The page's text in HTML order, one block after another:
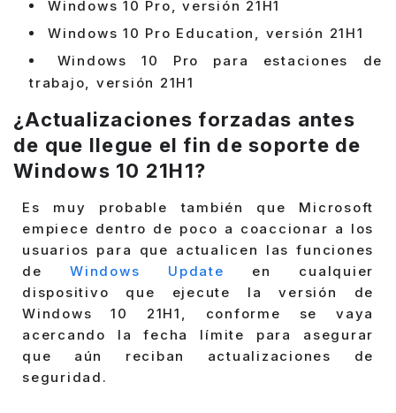
Windows 10 Pro, versión 21H1
Windows 10 Pro Education, versión 21H1
Windows 10 Pro para estaciones de
trabajo, versión 21H1
¿Actualizaciones forzadas antes
de que llegue el fin de soporte de
Windows 10 21H1?
Es muy probable también que Microsoft
empiece dentro de poco a coaccionar a los
usuarios para que actualicen las funciones
deWindows Update en cualquier
dispositivo que ejecute la versión de
Windows 10 21H1, conforme se vaya
acercando la fecha límite para asegurar
que aún reciban actualizaciones de
seguridad.